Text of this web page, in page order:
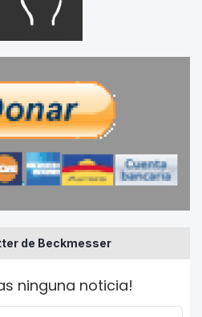
de Beckmesser
ninguna noticia!